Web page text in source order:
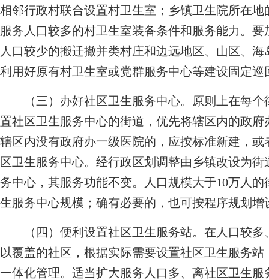
相邻行政村联合设置村卫生室；乡镇卫生院所在
服务人口较多的村卫生室装备条件和服务能力。
人口较少的搬迁撤并类村庄和边远地区、山区、
利用好原有村卫生室或党群服务中心等建设固定巡
（三）办好社区卫生服务中心。原则上在每个
置社区卫生服务中心的街道，优先将辖区内的政
辖区内没有政府办一级医院的，应按标准新建，
区卫生服务中心。经行政区划调整由乡镇改设为
务中心，其服务功能不变。人口规模大于10万人
生服务中心规模；确有必要的，也可按程序规划
（四）便利设置社区卫生服务站。在人口较多
以覆盖的社区，根据实际需要设置社区卫生服务
一体化管理。适当扩大服务人口多、离社区卫生